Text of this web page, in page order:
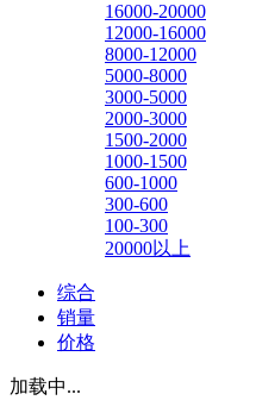
16000-20000
12000-16000
8000-12000
5000-8000
3000-5000
2000-3000
1500-2000
1000-1500
600-1000
300-600
100-300
20000以上
综合
销量
价格
加载中...